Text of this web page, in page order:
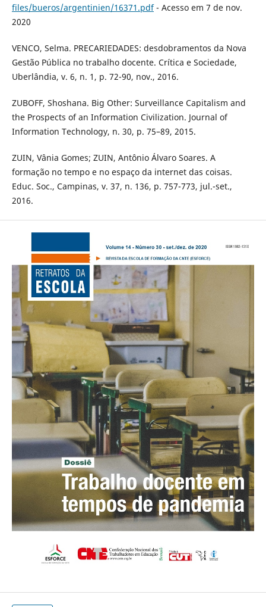
files/bueros/argentinien/16371.pdf- Acesso em 7 de nov.
2020
VENCO, Selma. PRECARIEDADES: desdobramentos da Nova
Gestão Pública no trabalho docente. Crítica e Sociedade,
Uberlândia, v. 6, n. 1, p. 72-90, nov., 2016.
ZUBOFF, Shoshana. Big Other: Surveillance Capitalism and
the Prospects of an Information Civilization. Journal of
Information Technology, n. 30, p. 75–89, 2015.
ZUIN, Vânia Gomes; ZUIN, Antônio Álvaro Soares. A
formação no tempo e no espaço da internet das coisas.
Educ. Soc., Campinas, v. 37, n. 136, p. 757-773, jul.-set.,
2016.